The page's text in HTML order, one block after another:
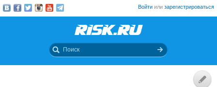
Войти или зарегистрироваться